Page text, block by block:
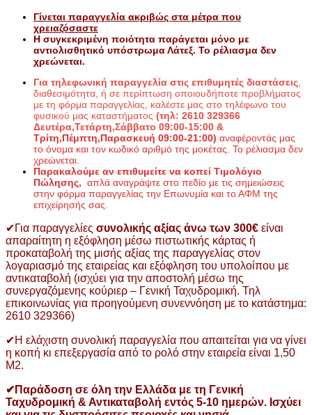
Γίνεται παραγγελία ακριβώς στα μέτρα που
χρειαζόσαστε
Η συγκεκριμένη ποιότητα παράγεται μόνο με
αντιολισθητικό υπόστρωμα Λάτεξ. Το ρέλιασμα δεν
χρεώνεται.
Για τηλεφωνική παραγγελία στις επιθυμητές διαστάσεις
διαθεσιμότητα, ή σε περίπτωση οποιουδήποτε προβλήματος
με τη φόρμα παραγγελίας, καλέστε μας στο τηλέφωνο του
φυσικού μας καταστήματος (τηλ: 2610 329366
Δευτέρα,Τετάρτη,Σάββατο 09:00-15:00 &
Τρίτη,Πέμπτη,Παρασκευή 09:00-21:00) αναφέροντάς μας
το όνομα και τον κωδικό αριθμό της μοκέτας. Το ρέλιασμα δεν
χρεώνεται.
Παρακαλούμε αν επιθυμείτε να κοπεί Τιμολόγιο
Πώλησης, απλά αναγράψτε στο πεδίο με τις σημειώσεις
στην φόρμα παραγγελίας την Επωνυμία και το ΑΦΜ της
επιχείρησής σας.
✔Για παραγγελίες συνολικής αξίας άνω των 300€ είναι
απαραίτητη η εξόφληση μέσω πιστωτικής κάρτας ή
προκαταβολή της μισής αξίας της παραγγελίας στον
λογαριασμό της εταιρείας και εξόφληση του υπολοίπου με
αντικαταβολή (ισχύει για την αποστολή μέσω της
συνεργαζόμενης κούριερ – Γενική Ταχυδρομική. Τηλ
επικοινωνίας για προηγούμενη συνεννόηση με το κατάστημα:
2610 329366)
✔Η ελάχιστη συνολική παραγγελία που απαιτείται για να γίνει
η κοπή κι επεξεργασία από το ρολό στην εταιρεία είναι 1,50
Μ2.
✔Παράδοση σε όλη την Ελλάδα με τη Γενική
Ταχυδρομική & Αντικαταβολή εντός 5-10 ημερών. Ισχύει